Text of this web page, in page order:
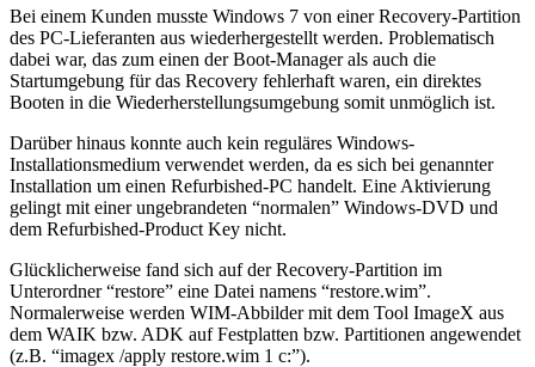
Bei einem Kunden musste Windows 7 von einer Recovery-Partition
des PC-Lieferanten aus wiederhergestellt werden. Problematisch
dabei war, das zum einen der Boot-Manager als auch die
Startumgebung für das Recovery fehlerhaft waren, ein direktes
Booten in die Wiederherstellungsumgebung somit unmöglich ist.
Darüber hinaus konnte auch kein reguläres Windows-
Installationsmedium verwendet werden, da es sich bei genannter
Installation um einen Refurbished-PC handelt. Eine Aktivierung
gelingt mit einer ungebrandeten “normalen” Windows-DVD und
dem Refurbished-Product Key nicht.
Glücklicherweise fand sich auf der Recovery-Partition im
Unterordner “restore” eine Datei namens “restore.wim”.
Normalerweise werden WIM-Abbilder mit dem Tool ImageX aus
dem WAIK bzw. ADK auf Festplatten bzw. Partitionen angewendet
(z.B. “imagex /apply restore.wim 1 c:”).